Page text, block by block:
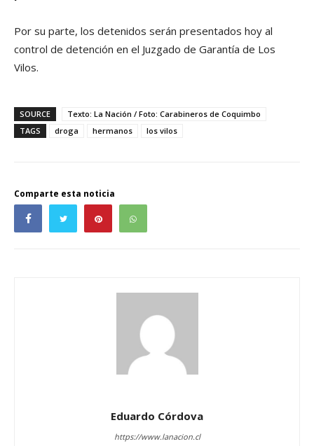
Por su parte, los detenidos serán presentados hoy al
control de detención en el Juzgado de Garantía de Los
Vilos.
SOURCE
Texto: La Nación / Foto: Carabineros de Coquimbo
TAGS
droga hermanos los vilos
Comparte esta noticia
Eduardo Córdova
https://www.lanacion.cl